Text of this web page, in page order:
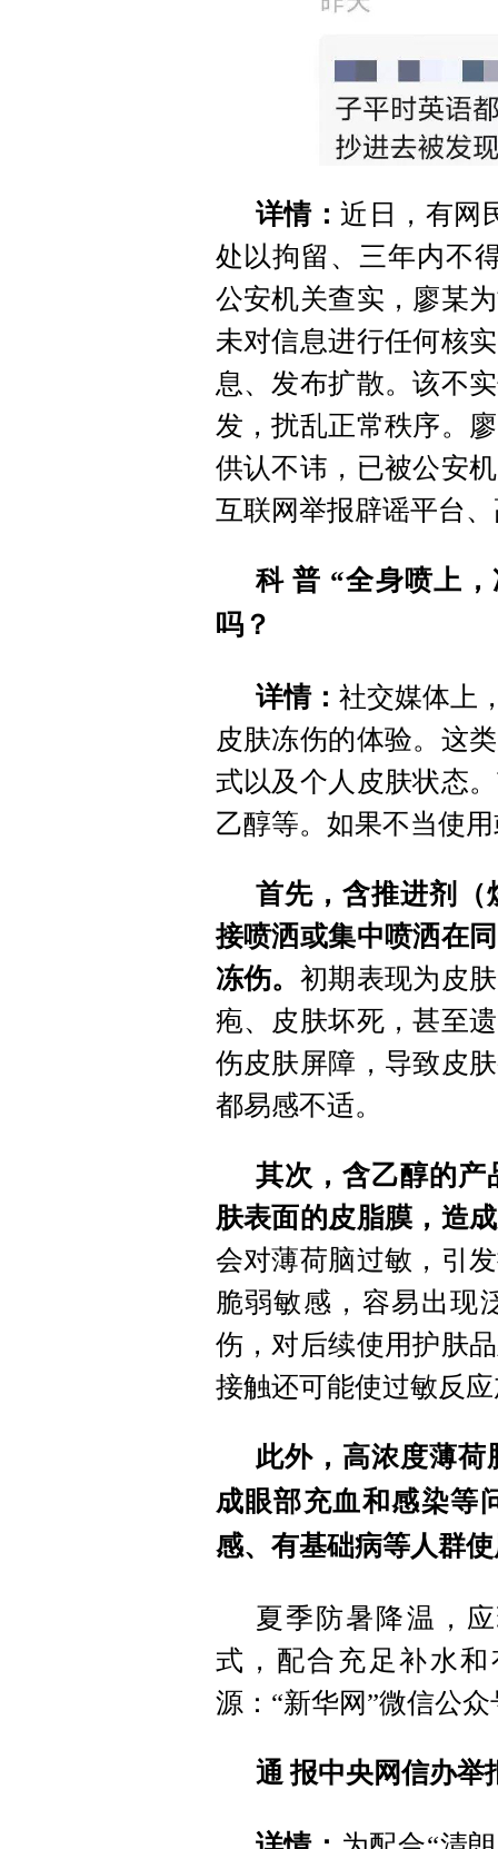
详情：近日，有网
处以拘留、三年内不
公安机关查实，廖某
未对信息进行任何核
息、发布扩散。该不
发，扰乱正常秩序。
供认不讳，已被公安
互联网举报辟谣平台
科 普 “全身喷上
吗？
详情： 社交媒体上
皮肤冻伤的体验。这
式以及个人皮肤状态
乙醇等。如果不当使
首先，含推进剂（
接喷洒或集中喷洒在
冻伤。 初期表现为皮
疱、皮肤坏死，甚至
伤皮肤屏障，导致皮
都易感不适。
其次，含乙醇的产
肤表面的皮脂膜，造
会对薄荷脑过敏，引
脆弱敏感，容易出现
伤，对后续使用护肤
接触还可能使过敏反
此外，高浓度薄
成眼部充血和感染等
感、有基础病等人群
夏季防暑降温，
式，配合充足补水
源：“新华网”微信公众
通 报中央网信办举